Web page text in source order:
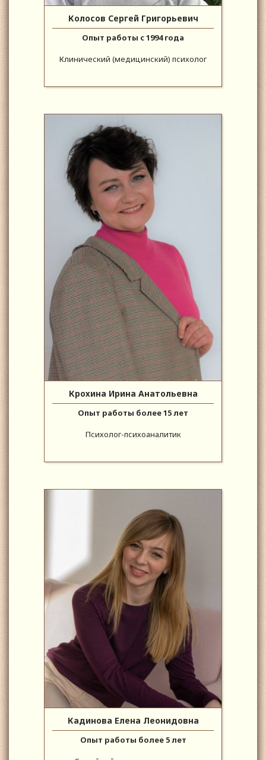
Колосов Сергей Григорьевич
Опыт работы с 1994 года
Клинический (медицинский) психолог
Крохина Ирина Анатольевна
Опыт работы более 15 лет
Психолог-психоаналитик
Кадинова Елена Леонидовна
Опыт работы более 5 лет